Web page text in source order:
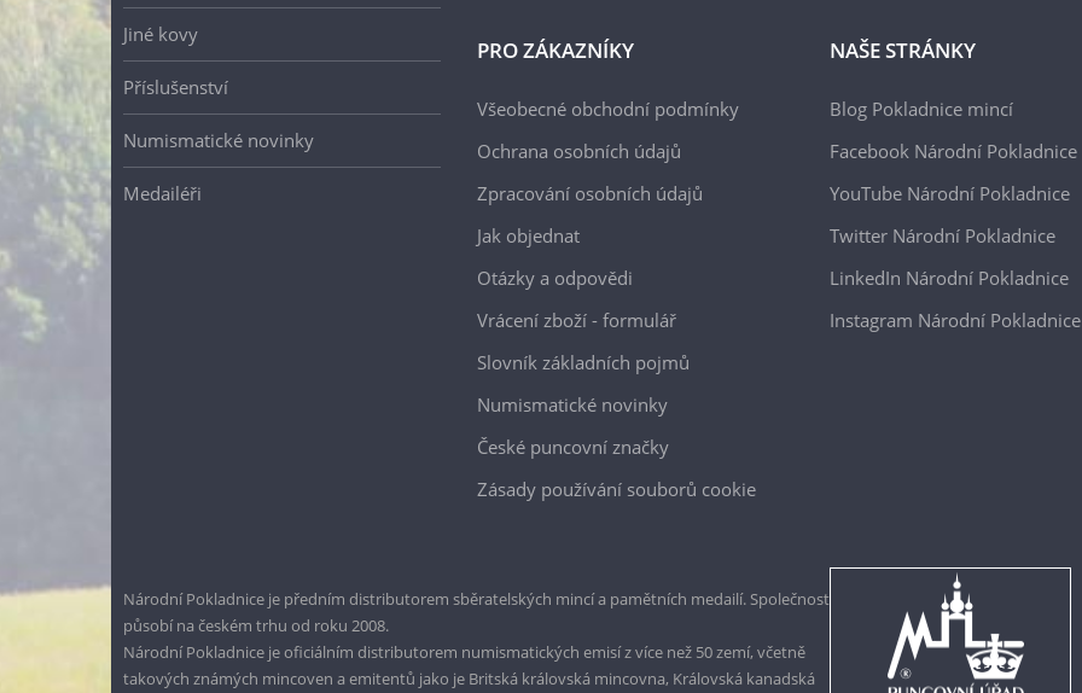
Jiné kovy
Příslušenství
Numismatické novinky
Medailéři
PRO ZÁKAZNÍKY
Všeobecné obchodní podmínky
Ochrana osobních údajů
Zpracování osobních údajů
Jak objednat
Otázky a odpovědi
Vrácení zboží - formulář
Slovník základních pojmů
Numismatické novinky
České puncovní značky
Zásady používání souborů cookie
NAŠE STRÁNKY
Blog Pokladnice mincí
Facebook Národní Pokladnice
YouTube Národní Pokladnice
Twitter Národní Pokladnice
LinkedIn Národní Pokladnice
Instagram Národní Pokladnice
Národní Pokladnice je předním distributorem sběratelských mincí a pamětních medailí. Společnost
působí na českém trhu od roku 2008.
Národní Pokladnice je oficiálním distributorem numismatických emisí z více než 50 zemí, včetně
takových známých mincoven a emitentů jako je Britská královská mincovna, Královská kanadská